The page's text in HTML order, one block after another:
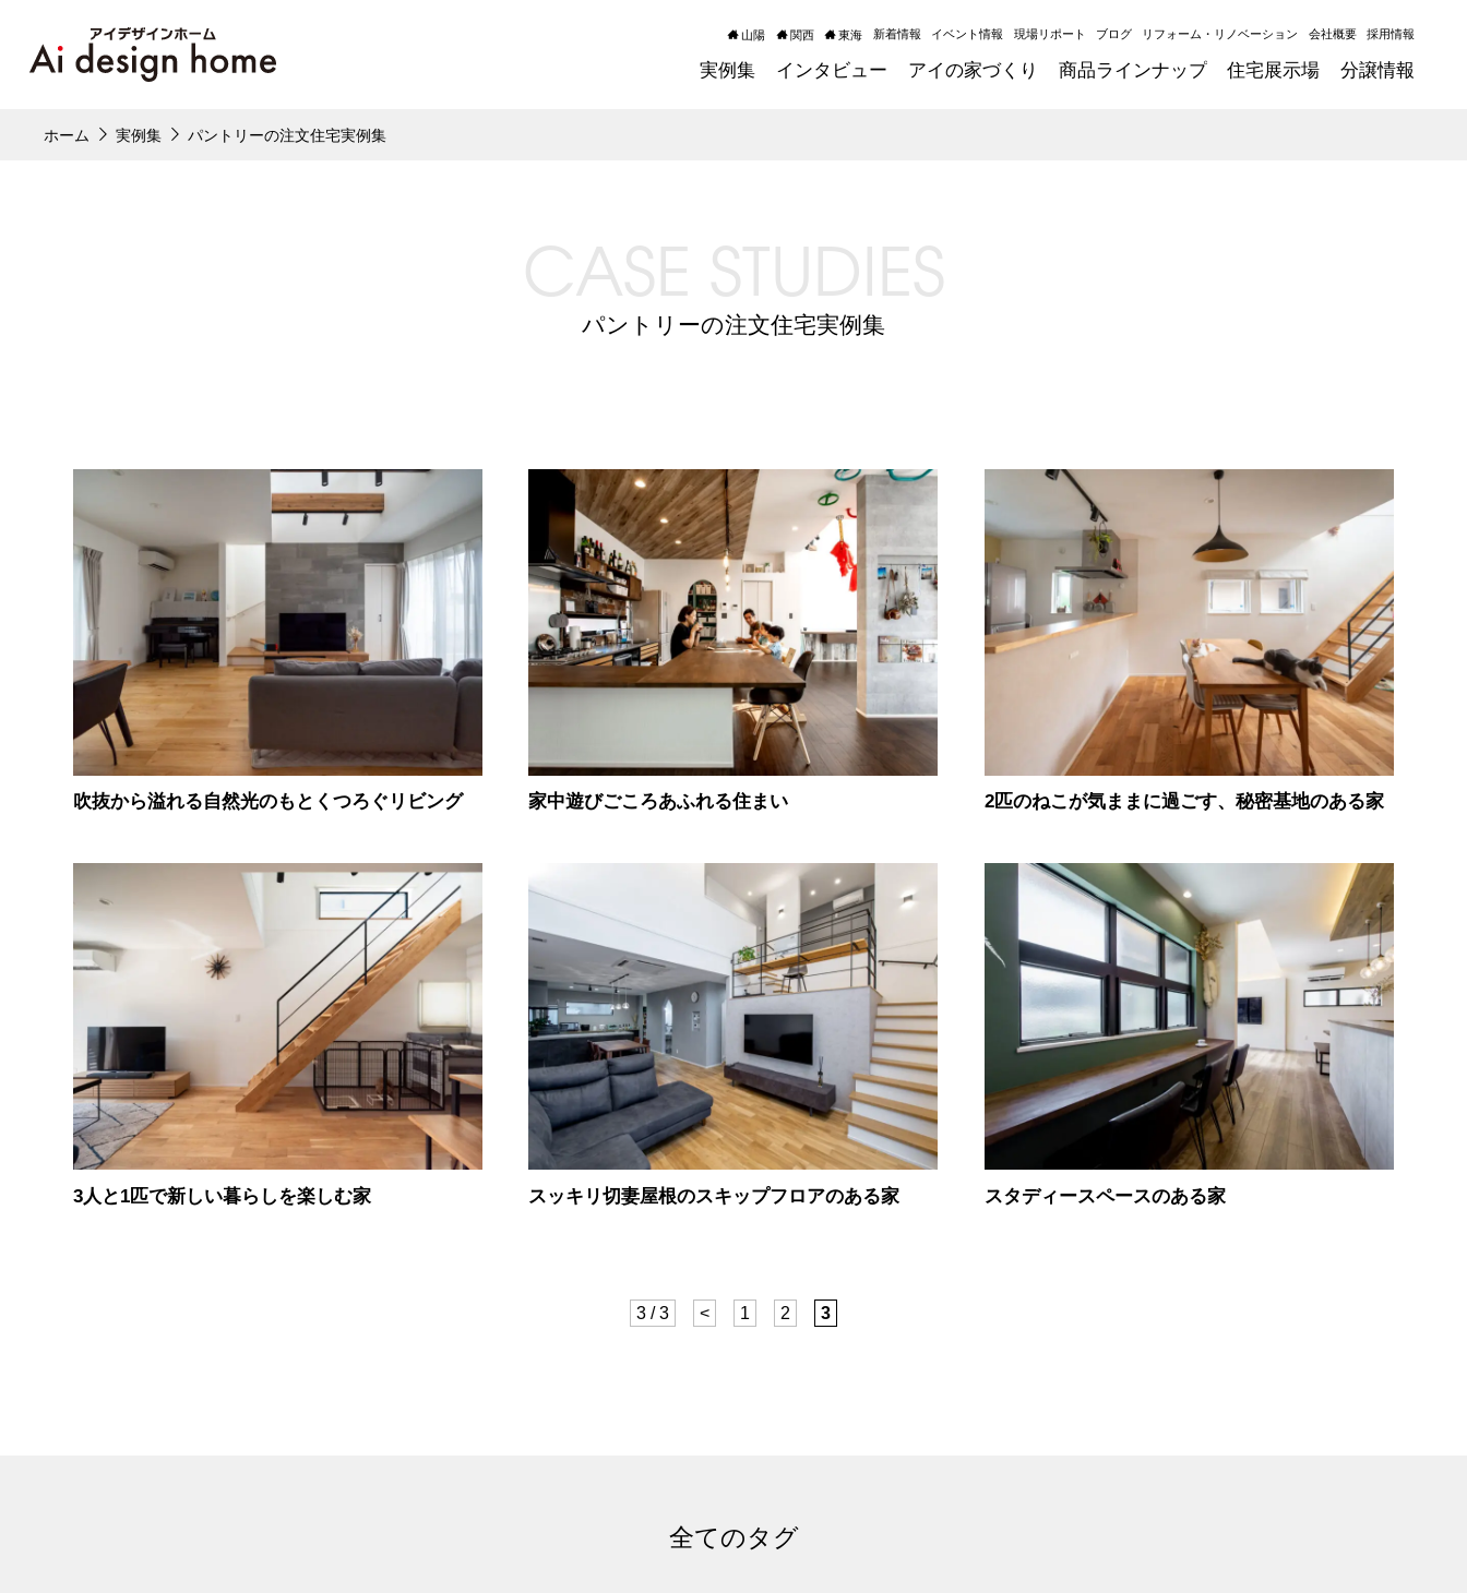
山陽 関西 東海 新着情報 イベント情報 現場リポート ブログ リフォーム・リノベーション 会社概要 採用情報
実例集 インタビュー アイの家づくり 商品ラインナップ 住宅展示場 分譲情報
ホーム 実例集 パントリーの注文住宅実例集
CASE STUDIES
パントリーの注文住宅実例集
吹抜から溢れる自然光のもとくつろぐリビング 家中遊びごころあふれる住まい 2匹のねこが気ままに過ごす、秘密基地のある家
3人と1匹で新しい暮らしを楽しむ家 スッキリ切妻屋根のスキップフロアのある家 スタディースペースのある家
3 / 3 < 1 2 3
全てのタグ